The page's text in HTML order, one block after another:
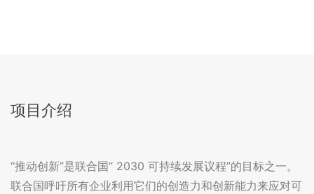
项目介绍
“推动创新”是联合国“ 2030 可持续发展议程”的目标之一。
联合国呼吁所有企业利用它们的创造力和创新能力来应对可